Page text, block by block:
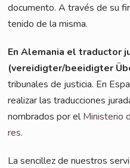
docu­men­to. A tra­vés de su
teni­do de la misma.
En Ale­ma­nia el tra­duc­tor
(vereidigter/beeidigter
tri­bu­na­les de jus­ti­cia. En
rea­li­zar las tra­duc­cio­nes
nomb­ra­dos por elMinis­te­rio
res.
La sen­cil­lez de nues­tros